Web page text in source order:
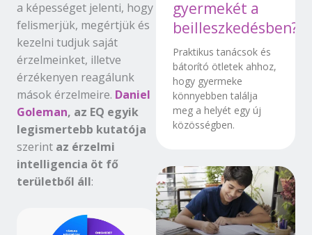
a képességet jelenti, hogy
felismerjük, megértjük és
kezelni tudjuk saját
érzelmeinket, illetve
érzékenyen reagálunk
mások érzelmeire. Daniel
Goleman, az EQ egyik
legismertebb kutatója
szerint az érzelmi
intelligencia öt fő
területből áll:
gyermekét a
beilleszkedésben?
Praktikus tanácsok és
bátorító ötletek ahhoz,
hogy gyermeke
könnyebben találja
meg a helyét egy új
közösségben.